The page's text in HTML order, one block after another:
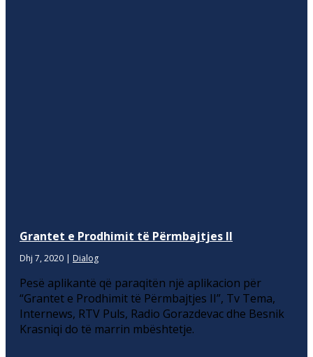
Grantet e Prodhimit të Përmbajtjes II
Dhj 7, 2020 | Dialog
Pesë aplikantë që paraqitën një aplikacion për
“Grantet e Prodhimit të Përmbajtjes II”, Tv Tema,
Internews, RTV Puls, Radio Gorazdevac dhe Besnik
Krasniqi do të marrin mbështetje.